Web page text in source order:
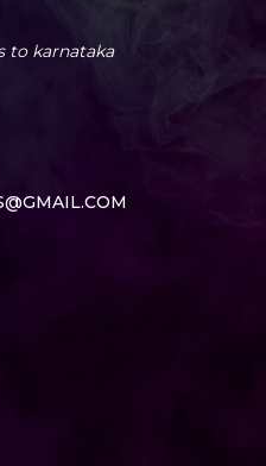
to karnataka